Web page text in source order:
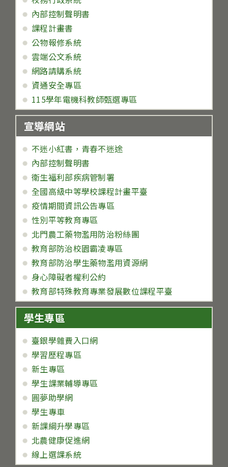
內部控制聲明書
課程計畫書
公物報修系統
雲端公文系統
網路請購系統
資通安全專區
115學年電機科教師甄選專區
宣導網站
不迷小紅書，青春不迷途
內部控制聲明書
衛生福利部疾病管制署
全國高級中等學校課程計畫平臺
疫情期間資訊公告專區
性別平等教育專區
北門農工藥物濫用防治粉絲團
教育部防治校園霸凌專區
教育部防治學生藥物濫用資源網
身心障礙者權利公約
教育部特殊教育專業發展數位課程平臺
學生專區
臺銀學雜費入口網
學習歷程專區
新生專區
學生課業輔導專區
圓夢助學網
學生專車
新課綱升學專區
北農健康促進網
線上選課系統